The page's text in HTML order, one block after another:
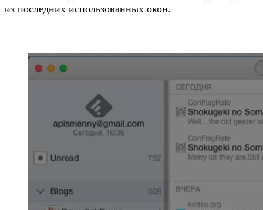
из последних использованных окон.